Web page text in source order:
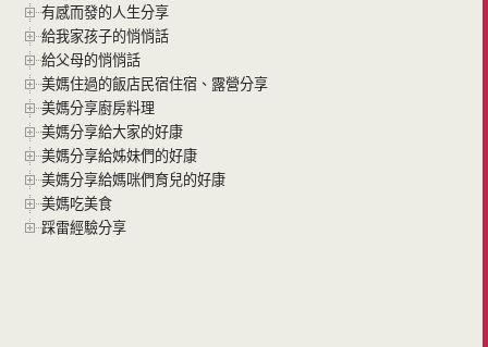
有感而發的人生分享
給我家孩子的悄悄話
給父母的悄悄話
美媽住過的飯店民宿住宿、露營分享
美媽分享廚房料理
美媽分享給大家的好康
美媽分享給姊妹們的好康
美媽分享給媽咪們育兒的好康
美媽吃美食
踩雷經驗分享